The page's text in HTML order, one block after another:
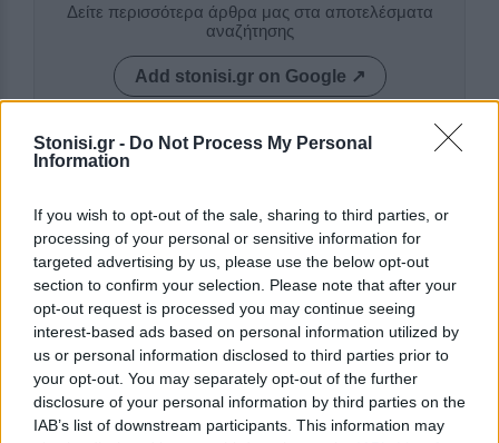
Stonisi.gr - Do Not Process My Personal
Information
If you wish to opt-out of the sale, sharing to third parties, or
processing of your personal or sensitive information for
targeted advertising by us, please use the below opt-out
section to confirm your selection. Please note that after your
opt-out request is processed you may continue seeing
interest-based ads based on personal information utilized by
us or personal information disclosed to third parties prior to
your opt-out. You may separately opt-out of the further
disclosure of your personal information by third parties on the
IAB’s list of downstream participants. This information may
Δείτε περισσότερα άρθρα μας στα αποτελέσματα
αναζήτησης
Add stonisi.gr on Google ↗
ΜΥΤΙΛΗΝΗ
Κτηματολόγιο και παλιό
Κολυμβητήριο στη συνάντηση
Κουφέλου με το ΤΕΕ
Πολεοδομικός σχεδιασμός,
αντισεισμική προστασία και
στελέχωση των τεχνικών
υπηρεσιών βρέθηκαν επίσης στην
ατζέντα της συζήτησης
ΑΥΤΟΔΙΟΙΚΗΣΗ